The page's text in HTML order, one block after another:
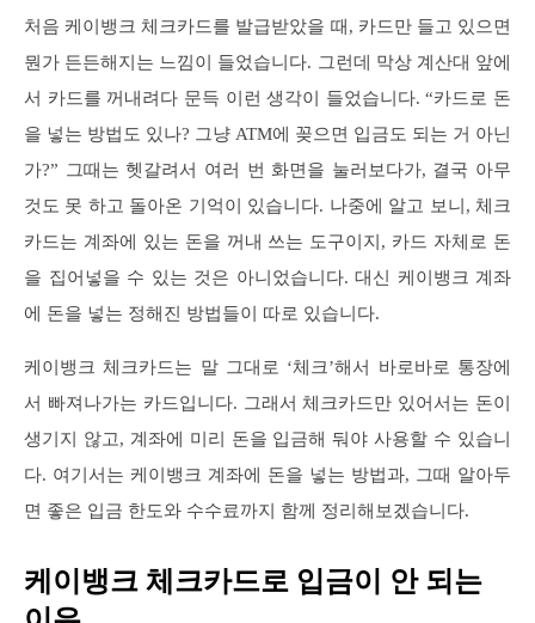
처음 케이뱅크 체크카드를 발급받았을 때, 카드만 들고 있으면
뭔가 든든해지는 느낌이 들었습니다. 그런데 막상 계산대 앞에
서 카드를 꺼내려다 문득 이런 생각이 들었습니다. “카드로 돈
을 넣는 방법도 있나? 그냥 ATM에 꽂으면 입금도 되는 거 아닌
가?” 그때는 헷갈려서 여러 번 화면을 눌러보다가, 결국 아무
것도 못 하고 돌아온 기억이 있습니다. 나중에 알고 보니, 체크
카드는 계좌에 있는 돈을 꺼내 쓰는 도구이지, 카드 자체로 돈
을 집어넣을 수 있는 것은 아니었습니다. 대신 케이뱅크 계좌
에 돈을 넣는 정해진 방법들이 따로 있습니다.
케이뱅크 체크카드는 말 그대로 ‘체크’해서 바로바로 통장에
서 빠져나가는 카드입니다. 그래서 체크카드만 있어서는 돈이
생기지 않고, 계좌에 미리 돈을 입금해 둬야 사용할 수 있습니
다. 여기서는 케이뱅크 계좌에 돈을 넣는 방법과, 그때 알아두
면 좋은 입금 한도와 수수료까지 함께 정리해보겠습니다.
케이뱅크 체크카드로 입금이 안 되는